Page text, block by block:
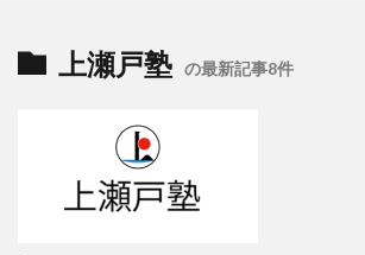
上瀬戸塾 の最新記事8件